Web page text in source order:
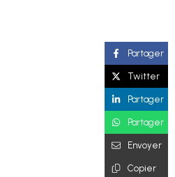
Partager
Twitter
Partager
Partager
Envoyer
Copier